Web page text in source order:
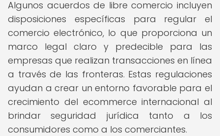
Algunos acuerdos de libre comercio incluyen
disposiciones específicas para regular el
comercio electrónico, lo que proporciona un
marco legal claro y predecible para las
empresas que realizan transacciones en línea
a través de las fronteras. Estas regulaciones
ayudan a crear un entorno favorable para el
crecimiento del ecommerce internacional al
brindar seguridad jurídica tanto a los
consumidores como a los comerciantes.